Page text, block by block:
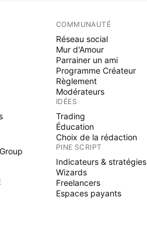
COMMUNAUTÉ
Réseau social
Mur d'Amour
Parrainer un ami
Programme Créateur
Règlement
Modérateurs
IDÉES
Trading
Éducation
Choix de la rédaction
PINE SCRIPT
Indicateurs & stratégies
Wizards
Freelancers
Espaces payants